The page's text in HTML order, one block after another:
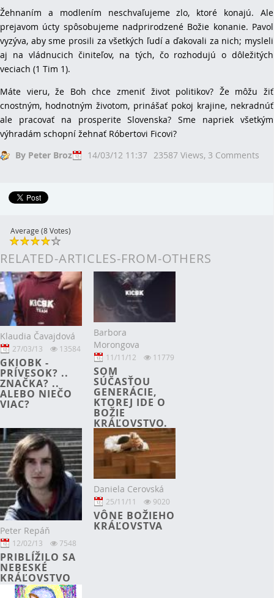
Žehnaním a modlením neschvaľujeme zlo, ktoré konajú. Ale
prejavom úcty spôsobujeme nadprirodzené Božie konanie. Pavol
vyzýva, aby sme prosili za všetkých ľudí a ďakovali za nich; mysleli
aj na vládnucich činiteľov, na tých, čo rozhodujú o dôležitých
veciach (1 Tim 1).
Máte vieru, že Boh chce zmeniť život politikov? Že môžu žiť
cnostným, hodnotným životom, prinášať pokoj krajine, nekradnúť
ale pracovať na prosperite Slovenska? Sme napriek všetkým
výhradám schopní žehnať Róbertovi Ficovi?
By Peter Broz
14/03/12 11:37 23587 Views, 3 Comments
Average (8 Votes)
RELATED-ARTICLES-FROM-OTHERS
Klaudia Čavajdová
27/03/13 13584
GKIOBK -
PRÍVESOK? ..
ZNAČKA? ..
ALEBO NIEČO
VIAC?
Barbora
Morongova
11/11/12 11779
SOM
SÚČASŤOU
GENERÁCIE,
KTOREJ IDE O
BOŽIE
KRÁĽOVSTVO.
Peter Repáň
12/02/13 7548
PRIBLÍŽILO SA
NEBESKÉ
KRÁĽOVSTVO
Daniela Cerovská
25/11/11 9020
VÔNE BOŽIEHO
KRÁĽOVSTVA